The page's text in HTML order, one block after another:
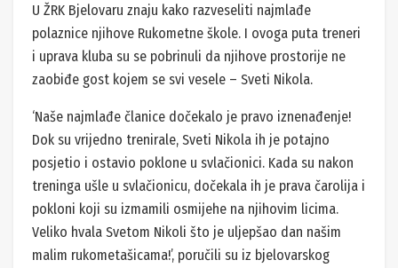
U ŽRK Bjelovaru znaju kako razveseliti najmlađe
polaznice njihove Rukometne škole. I ovoga puta treneri
i uprava kluba su se pobrinuli da njihove prostorije ne
zaobiđe gost kojem se svi vesele – Sveti Nikola.
‘Naše najmlađe članice dočekalo je pravo iznenađenje!
Dok su vrijedno trenirale, Sveti Nikola ih je potajno
posjetio i ostavio poklone u svlačionici. Kada su nakon
treninga ušle u svlačionicu, dočekala ih je prava čarolija i
pokloni koji su izmamili osmijehe na njihovim licima.
Veliko hvala Svetom Nikoli što je uljepšao dan našim
malim rukometašicama!’, poručili su iz bjelovarskog